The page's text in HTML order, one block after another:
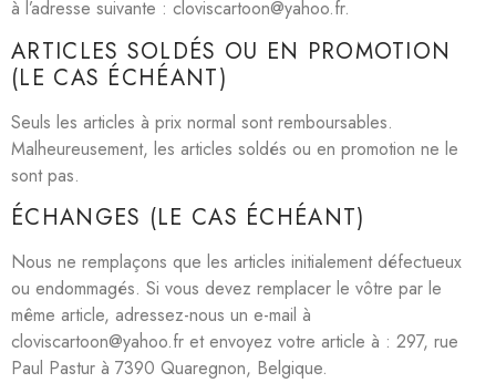
à l’adresse suivante : cloviscartoon@yahoo.fr.
ARTICLES SOLDÉS OU EN PROMOTION
(LE CAS ÉCHÉANT)
Seuls les articles à prix normal sont remboursables.
Malheureusement, les articles soldés ou en promotion ne le
sont pas.
ÉCHANGES (LE CAS ÉCHÉANT)
Nous ne remplaçons que les articles initialement défectueux
ou endommagés. Si vous devez remplacer le vôtre par le
même article, adressez-nous un e-mail à
cloviscartoon@yahoo.fr et envoyez votre article à : 297, rue
Paul Pastur à 7390 Quaregnon, Belgique.